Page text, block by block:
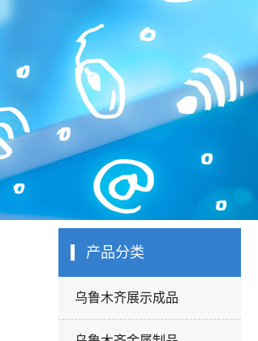
产品分类
乌鲁木齐展示成品